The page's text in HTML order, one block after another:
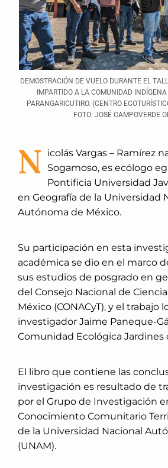
DEMOSTRACIÓN DE VUELO DURANTE EL
IMPARTIDO A LA COMUNIDAD
PARANGARICUTIRO. (CENTRO
FOTO: JOSÉ CAMPOVERDE
N icolás Vargas – Ramírez
Sogamoso, es ecólogo
Pontificia Universidad
en Geografía de la Universidad
Autónoma de México.
Su participación en esta
académica se dio en el marco
sus estudios de posgrado en
del Consejo Nacional de
México (CONACyT), y el trabajo
investigador Jaime Paneque-
Comunidad Ecológica Jardines
El libro que contiene las
investigación es resultado de
por el Grupo de Investigación
Conocimiento Comunitario
de la Universidad Nacional
(UNAM).